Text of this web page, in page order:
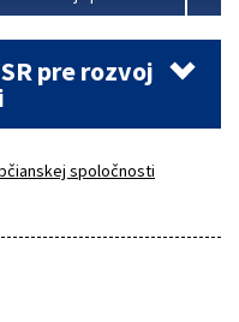
pre rozvoj
spoločnosti